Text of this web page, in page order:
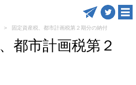
固定資産税、都市計画税第２期分の納付
都市計画税第２